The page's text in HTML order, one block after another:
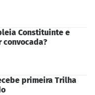
Constituinte e
convocada?
primeira Trilha